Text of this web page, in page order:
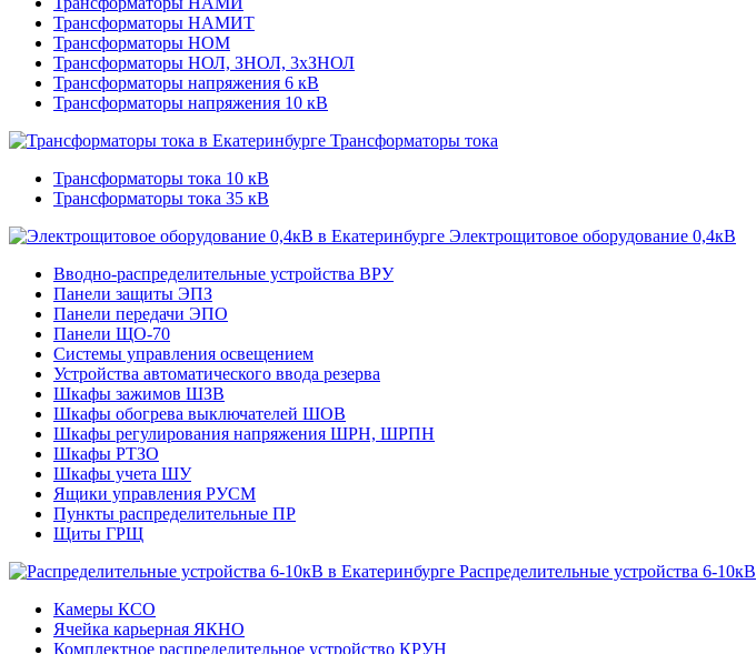
Трансформаторы НАМИТ
Трансформаторы НОМ
Трансформаторы НОЛ, ЗНОЛ, 3хЗНОЛ
Трансформаторы напряжения 6 кВ
Трансформаторы напряжения 10 кВ
Трансформаторы тока
Трансформаторы тока 10 кВ
Трансформаторы тока 35 кВ
Электрощитовое оборудование 0,4кВ
Вводно-распределительные устройства ВРУ
Панели защиты ЭПЗ
Панели передачи ЭПО
Панели ЩО-70
Системы управления освещением
Устройства автоматического ввода резерва
Шкафы зажимов ШЗВ
Шкафы обогрева выключателей ШОВ
Шкафы регулирования напряжения ШРН, ШРПН
Шкафы РТЗО
Шкафы учета ШУ
Ящики управления РУСМ
Пункты распределительные ПР
Щиты ГРЩ
Распределительные устройства 6-10кВ
Камеры КСО
Ячейка карьерная ЯКНО
Комплектное распределительное устройство КРУН